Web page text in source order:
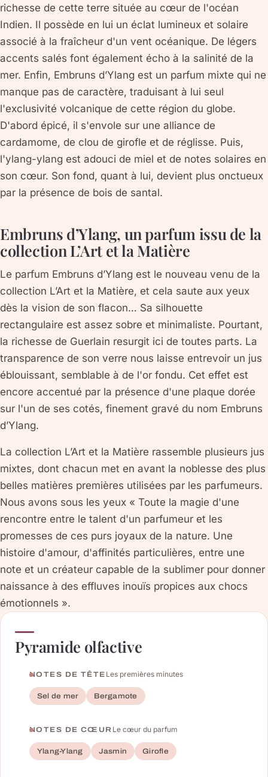
richesse de cette terre située au cœur de l'océan
Indien. Il possède en lui un éclat lumineux et solaire
associé à la fraîcheur d'un vent océanique. De légers
accents salés font également écho à la salinité de la
mer. Enfin, Embruns d’Ylang est un parfum mixte qui ne
manque pas de caractère, traduisant à lui seul
l'exclusivité volcanique de cette région du globe.
D'abord épicé, il s'envole sur une alliance de
cardamome, de clou de girofle et de réglisse. Puis,
l'ylang-ylang est adouci de miel et de notes solaires en
son cœur. Son fond, quant à lui, devient plus onctueux
par la présence de bois de santal.
Embruns d’Ylang, un parfum issu de la
collection L’Art et la Matière
Le parfum Embruns d’Ylang est le nouveau venu de la
collection L’Art et la Matière, et cela saute aux yeux
dès la vision de son flacon… Sa silhouette
rectangulaire est assez sobre et minimaliste. Pourtant,
la richesse de Guerlain resurgit ici de toutes parts. La
transparence de son verre nous laisse entrevoir un jus
éblouissant, semblable à de l'or fondu. Cet effet est
encore accentué par la présence d'une plaque dorée
sur l'un de ses cotés, finement gravé du nom Embruns
d’Ylang.
La collection L’Art et la Matière rassemble plusieurs jus
mixtes, dont chacun met en avant la noblesse des plus
belles matières premières utilisées par les parfumeurs.
Nous avons sous les yeux « Toute la magie d'une
rencontre entre le talent d'un parfumeur et les
promesses de ces purs joyaux de la nature. Une
histoire d'amour, d'affinités particulières, entre une
note et un créateur capable de la sublimer pour donner
naissance à des effluves inouïs propices aux chocs
émotionnels ».
Pyramide olfactive
NOTES DE TÊTE Les premières minutes
Sel de mer Bergamote
NOTES DE CŒUR Le cœur du parfum
Ylang-Ylang Jasmin Girofle